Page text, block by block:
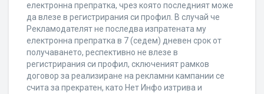
електронна препратка, чрез която последният може
да влезе в регистрирания си профил. В случай че
Рекламодателят не последва изпратената му
електронна препратка в 7 (седем) дневен срок от
получаването, респективно не влезе в
регистрирания си профил, сключеният рамков
договор за реализиране на рекламни кампании се
счита за прекратен, като Нет Инфо изтрива и